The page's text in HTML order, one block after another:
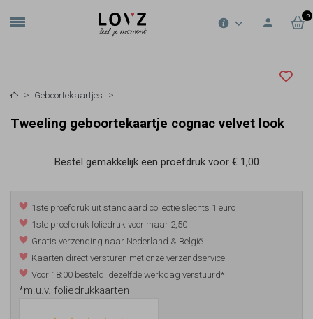
0
Geboortekaartjes
Tweeling geboortekaartje cognac velvet look
Bestel gemakkelijk een proefdruk voor € 1,00
1ste proefdruk uit standaard collectie slechts 1 euro
1ste proefdruk foliedruk voor maar 2,50
Gratis verzending naar Nederland & België
Kaarten direct versturen met onze verzendservice
Voor 18:00 besteld, dezelfde werkdag verstuurd*
*m.u.v. foliedrukkaarten